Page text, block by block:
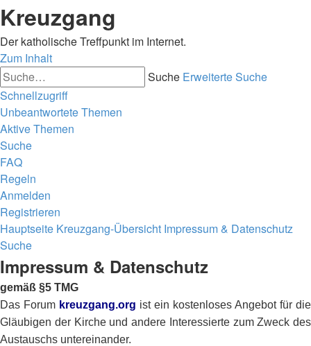
Kreuzgang
Der katholische Treffpunkt im Internet.
Zum Inhalt
Suche Erweiterte Suche
Schnellzugriff
Unbeantwortete Themen
Aktive Themen
Suche
FAQ
Regeln
Anmelden
Registrieren
Hauptseite Kreuzgang-Übersicht Impressum & Datenschutz
Suche
Impressum & Datenschutz
gemäß §5 TMG
Das Forum kreuzgang.org ist ein kostenloses Angebot für die
Gläubigen der Kirche und andere Interessierte zum Zweck des
Austauschs untereinander.